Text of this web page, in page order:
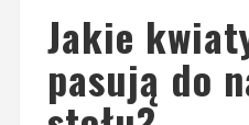
Jakie
pasują do